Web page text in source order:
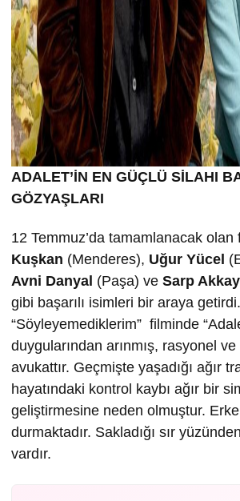
ADALET’İN EN GÜÇLÜ SİLAHI
GÖZYAŞLARI
12 Temmuz’da tamamlanacak olan
Kuşkan (Menderes), Uğur Yücel
Avni Danyal (Paşa) ve Sarp
gibi başarılı isimleri bir araya getirdi.
“Söyleyemediklerim” filminde
duygularından arınmış, rasyonel
avukattır. Geçmişte yaşadığı ağır
hayatındaki kontrol kaybı ağır bir
geliştirmesine neden olmuştur.
durmaktadır. Sakladığı sır
vardır.